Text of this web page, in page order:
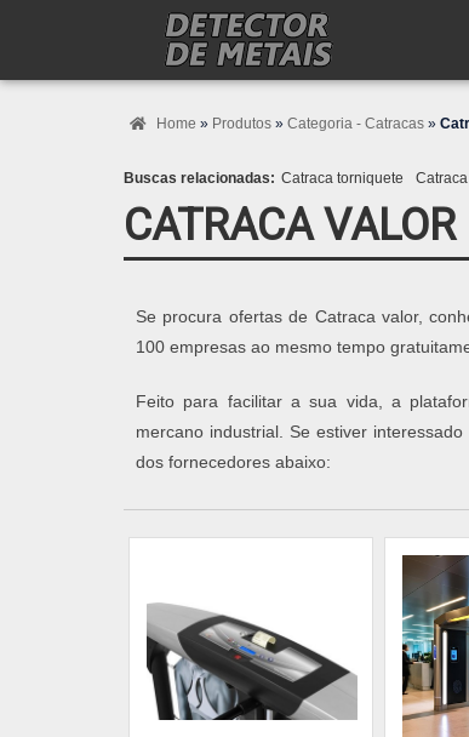
Home » Produtos » Categoria - Catracas »
Buscas relacionadas: Catraca torniquete
CATRACA VALOR
Se procura ofertas de Catraca valor,
100 empresas ao mesmo tempo
Feito para facilitar a sua vida, a
mercano industrial. Se estiver
dos fornecedores abaixo: